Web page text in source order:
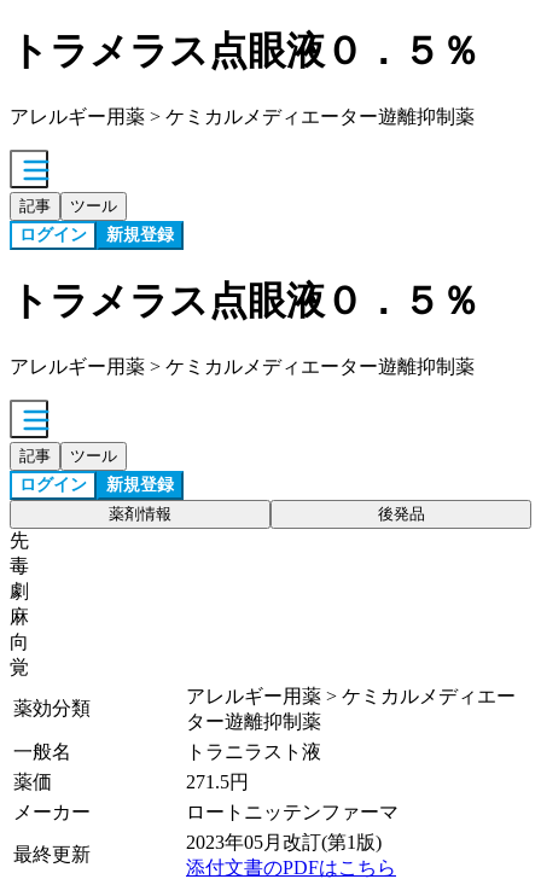
トラメラス点眼液０．５％
アレルギー用薬 > ケミカルメディエーター遊離抑制薬
記事 ツール
ログイン 新規登録
トラメラス点眼液０．５％
アレルギー用薬 > ケミカルメディエーター遊離抑制薬
記事 ツール
ログイン 新規登録
薬剤情報 後発品
先
毒
劇
麻
向
覚
薬効分類
アレルギー用薬 > ケミカルメディエー
ター遊離抑制薬
一般名
トラニラスト液
薬価
271.5円
メーカー
ロートニッテンファーマ
最終更新
2023年05月改訂(第1版)
添付文書のPDFはこちら